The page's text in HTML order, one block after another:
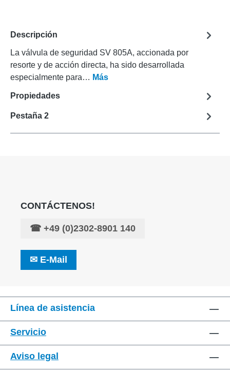
Descripción
La válvula de seguridad SV 805A, accionada por
resorte y de acción directa, ha sido desarrollada
especialmente para… Más
Propiedades
Pestaña 2
CONTÁCTENOS!
☎ +49 (0)2302-8901 140
✉ E-Mail
Línea de asistencia
Servicio
Aviso legal